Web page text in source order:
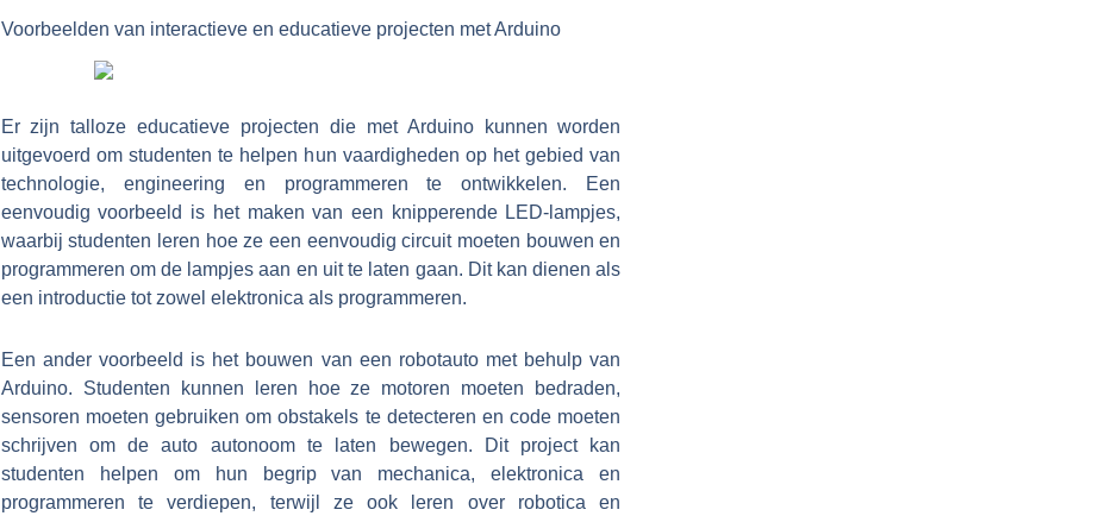
Voorbeelden van interactieve en educatieve projecten met Arduino
Er zijn talloze educatieve projecten die met Arduino kunnen worden
uitgevoerd om studenten te helpen hun vaardigheden op het gebied van
technologie, engineering en programmeren te ontwikkelen. Een
eenvoudig voorbeeld is het maken van een knipperende LED-lampjes,
waarbij studenten leren hoe ze een eenvoudig circuit moeten bouwen en
programmeren om de lampjes aan en uit te laten gaan. Dit kan dienen als
een introductie tot zowel elektronica als programmeren.
Een ander voorbeeld is het bouwen van een robotauto met behulp van
Arduino. Studenten kunnen leren hoe ze motoren moeten bedraden,
sensoren moeten gebruiken om obstakels te detecteren en code moeten
schrijven om de auto autonoom te laten bewegen. Dit project kan
studenten helpen om hun begrip van mechanica, elektronica en
programmeren te verdiepen, terwijl ze ook leren over robotica en